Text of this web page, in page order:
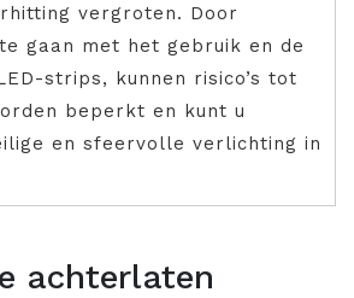
vergroten. Door
gaan met het gebruik en de
strips, kunnen risico’s tot
beperkt en kunt u
en sfeervolle verlichting in
achterlaten